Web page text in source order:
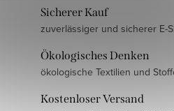
Sicherer Kauf
zuverlässiger und sicherer E-
Ökologisches Denken
ökologische Textilien und
Kostenloser Versand